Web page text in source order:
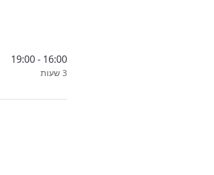
16:00 - 19:00
3 שעות